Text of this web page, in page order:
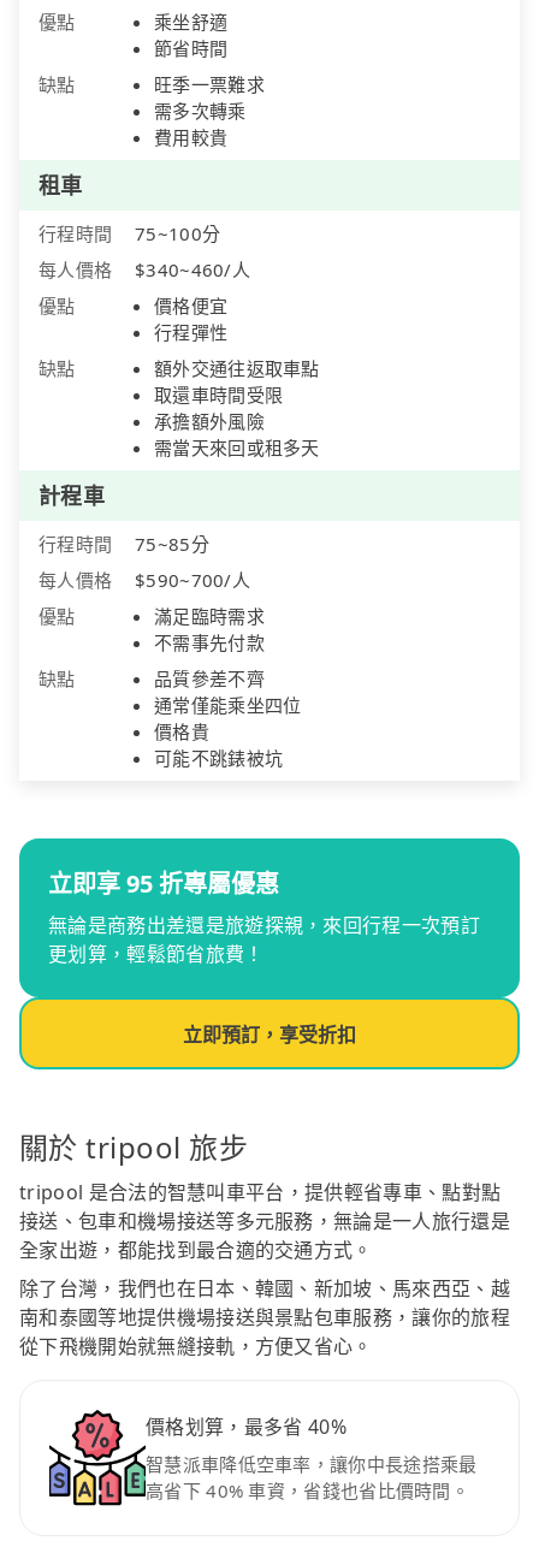
優點
乘坐舒適
節省時間
缺點
旺季一票難求
需多次轉乘
費用較貴
租車
行程時間
75~100分
每人價格
$340~460/人
優點
價格便宜
行程彈性
缺點
額外交通往返取車點
取還車時間受限
承擔額外風險
需當天來回或租多天
計程車
行程時間
75~85分
每人價格
$590~700/人
優點
滿足臨時需求
不需事先付款
缺點
品質參差不齊
通常僅能乘坐四位
價格貴
可能不跳錶被坑
立即享 95 折專屬優惠
無論是商務出差還是旅遊探親，來回行程一次預訂
更划算，輕鬆節省旅費！
立即預訂，享受折扣
關於 tripool 旅步
tripool 是合法的智慧叫車平台，提供輕省專車、點對點
接送、包車和機場接送等多元服務，無論是一人旅行還是
全家出遊，都能找到最合適的交通方式。
除了台灣，我們也在日本、韓國、新加坡、馬來西亞、越
南和泰國等地提供機場接送與景點包車服務，讓你的旅程
從下飛機開始就無縫接軌，方便又省心。
價格划算，最多省 40%
智慧派車降低空車率，讓你中長途搭乘最
高省下 40% 車資，省錢也省比價時間。